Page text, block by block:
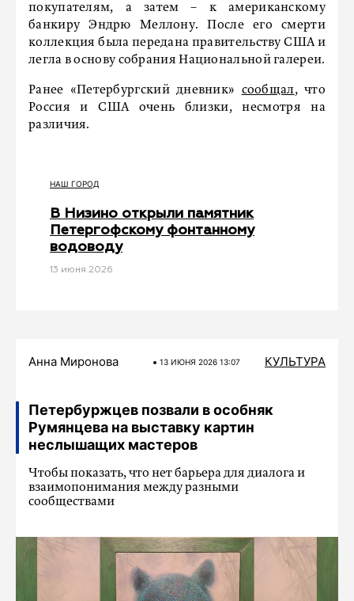
покупателям, а затем – к американскому
банкиру Эндрю Меллону. После его смерти
коллекция была передана правительству США и
легла в основу собрания Национальной галереи.
Ранее «Петербургский дневник» сообщал, что
Россия и США очень близки, несмотря на
различия.
НАШ ГОРОД
В Низино открыли памятник
Петергофскому фонтанному
водоводу
13 июня 2026
Анна Миронова 13 ИЮНЯ 2026 13:07 КУЛЬТУРА
Петербуржцев позвали в особняк
Румянцева на выставку картин
неслышащих мастеров
Чтобы показать, что нет барьера для диалога и
взаимопонимания между разными
сообществами